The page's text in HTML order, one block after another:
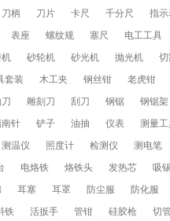
刀柄 刀片 卡尺 千分尺
指
表座 螺纹规 塞尺
电工工具
机 砂轮机 砂光机 抛光机
套装 木工夹 钢丝钳
老虎钳
雕刻刀 刮刀 钢锯
钢锯架
针 铲子 油抽 仪表
测量
测温仪 照度计 检测仪
测电笔
电烙铁 烙铁头 发热芯
吸
耳塞 耳罩 防尘服
防化服
铁 活扳手 管钳 硅胶枪
切